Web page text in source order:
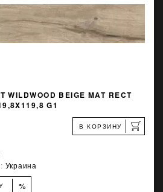
BEIGE MAT RECT
G1
В КОРЗИНУ
Украина
%